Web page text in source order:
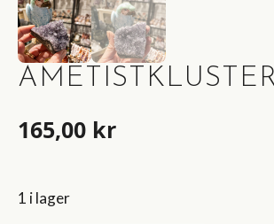
165,00 kr
1 i lager